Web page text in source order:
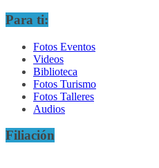
Para ti:
Fotos Eventos
Videos
Biblioteca
Fotos Turismo
Fotos Talleres
Audios
Filiación